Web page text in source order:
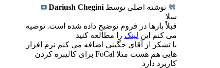
نوشته اصلی توسط Dariush Chegini
سلا
قبلاً بارها در فروم توضیح داده شده است. توصیه
می کنم این لینک را مطالعه کنید
با تشکر از آقای چگینی اضافه می کنم نرم افزار
هایی هم هست مثلا FoCal برای کالیبره کردن
کاربرد دارد